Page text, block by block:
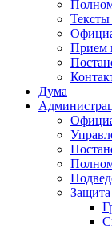
Прием
Дума
Защита